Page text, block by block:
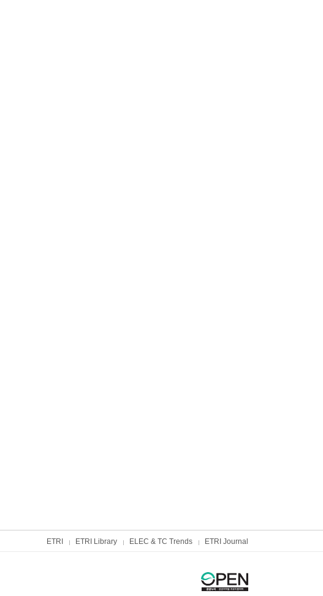
ETRI ETRI Library ELEC & TC Trends ETRI Journal